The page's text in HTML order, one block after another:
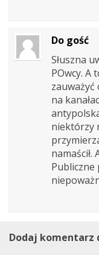
Do gość
Słuszna
POwcy. A
na
niektórzy
namaścił.
Publiczne
Dodaj komentarz